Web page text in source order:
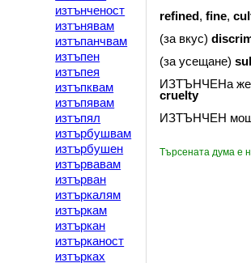
изтънченост
изтънявам
изтъпанчвам
изтъпен
изтъпея
изтъпквам
изтъпявам
изтъпял
изтърбушвам
изтърбушен
изтървавам
изтърван
изтъркалям
изтъркам
изтъркан
изтърканост
изтърках
refined,fine,
(за вкус)
(за усещане)
ИЗТЪНЧЕНа
cruelty
ИЗТЪНЧЕН
Търсената дума е